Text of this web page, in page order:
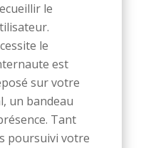
le
le
est
sur votre
un bandeau
Tant
poursuivi votre